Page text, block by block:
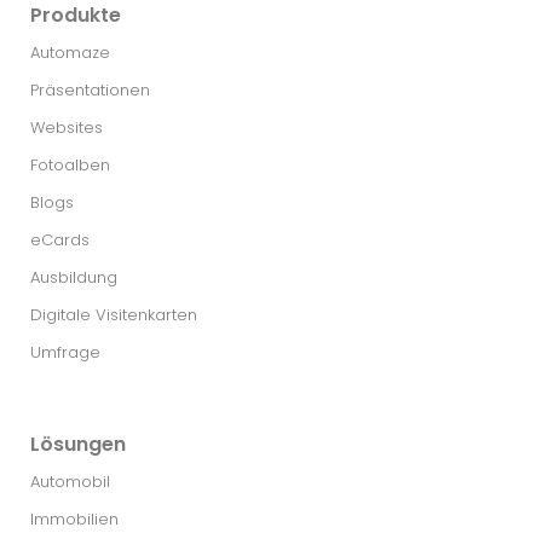
Produkte
Automaze
Präsentationen
Websites
Fotoalben
Blogs
eCards
Ausbildung
Digitale Visitenkarten
Umfrage
Lösungen
Automobil
Immobilien